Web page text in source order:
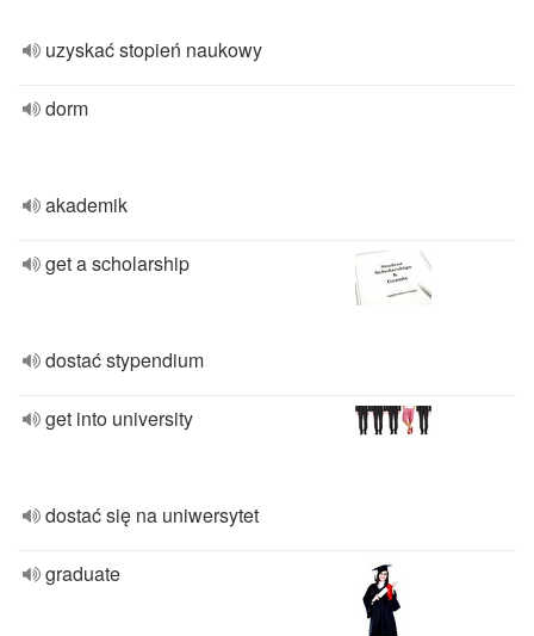
uzyskać stopień naukowy
dorm
akademik
get a scholarship
dostać stypendium
get into university
dostać się na uniwersytet
graduate